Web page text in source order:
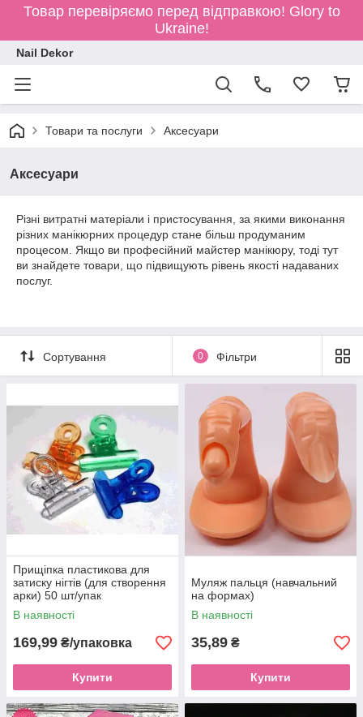
Товар перевіряємо перед відправкою! Glory to
Ukraine!
Nail Dekor
Товари та послуги Аксесуари
Аксесуари
Різні витратні матеріали і пристосування, за якими виконання
різних манікюрних процедур стане більш продуманим
процесом. Якщо ви професійний майстер манікюру, тоді тут
ви знайдете товари, що підвищують рівень якості надаваних
послуг.
Сортування 0 Фільтри
Прищіпка пластикова для
затиску нігтів (для створення
арки) 50 шт/упак
В наявності
169,99 ₴/упаковка
Купити
Муляж пальця (навчальний
на формах)
В наявності
35,89 ₴
Купити